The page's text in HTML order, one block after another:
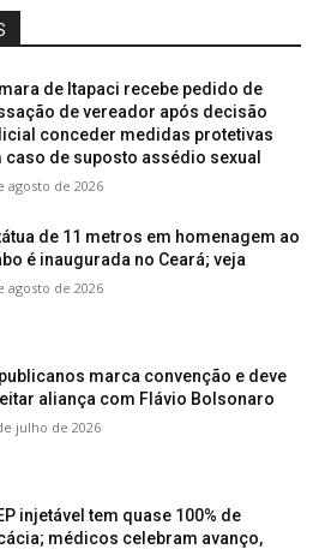
de Itapaci recebe pedido de
de vereador após decisão
conceder medidas protetivas
caso de suposto assédio sexual
agosto de 2026
de 11 metros em homenagem ao
é inaugurada no Ceará; veja
agosto de 2026
marca convenção e deve
aliança com Flávio Bolsonaro
julho de 2026
injetável tem quase 100% de
médicos celebram avanço,